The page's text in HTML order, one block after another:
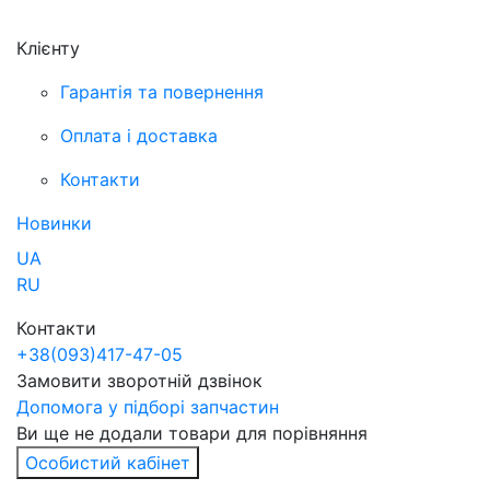
Клієнту
Гарантія та повернення
Оплата і доставка
Контакти
Новинки
UA
RU
Контакти
+38(093)417-47-05
Замовити зворотній дзвінок
Допомога у підборі запчастин
Ви ще не додали товари для порівняння
Особистий кабінет